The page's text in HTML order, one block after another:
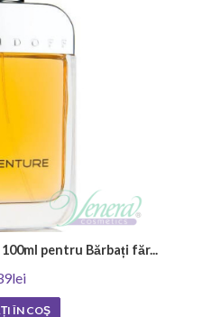
pentru Bărbați făr...
ÎN COŞ